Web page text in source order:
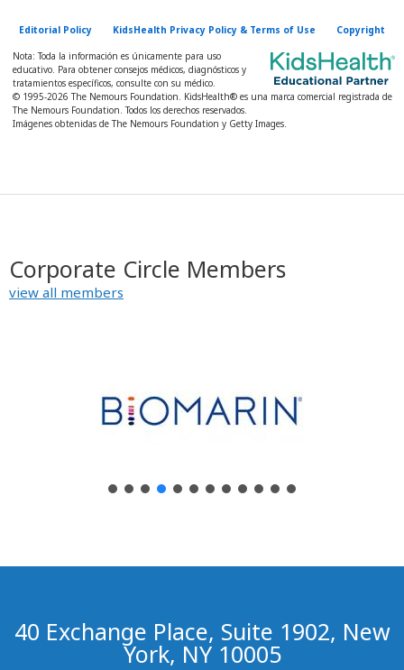
Editorial Policy KidsHealth Privacy Policy & Terms of Use Copyright
Nota: Toda la información es únicamente para uso
educativo. Para obtener consejos médicos, diagnósticos y
tratamientos específicos, consulte con su médico.
© 1995-2026 The Nemours Foundation. KidsHealth® es una marca comercial registrada de
The Nemours Foundation. Todos los derechos reservados.
Imágenes obtenidas de The Nemours Foundation y Getty Images.
Corporate Circle Members
view all members
40 Exchange Place, Suite 1902, New
York, NY 10005